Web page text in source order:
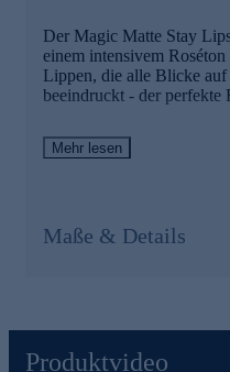
Der Magic Matte Stay
einem intensivem
Lippen, die alle Blicke
beeindruckt - der perfekte
Magic Matte Stay
• Hilft, Trockenheit zu
Easy & Fast
Mehr lesen
Maße & Details
Produktvideo